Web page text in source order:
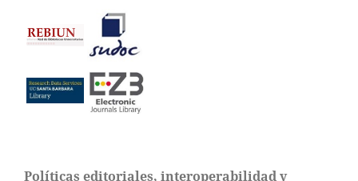
Políticas editoriales, interoperabilidad y